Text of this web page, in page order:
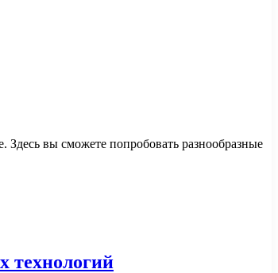
вы сможете попробовать разнообразные
технологий